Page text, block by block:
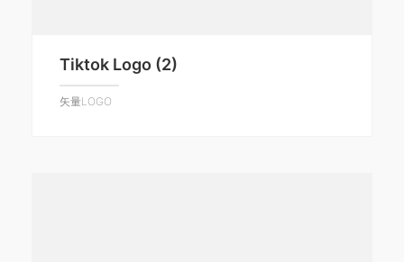
Tiktok Logo (2)
矢量LOGO